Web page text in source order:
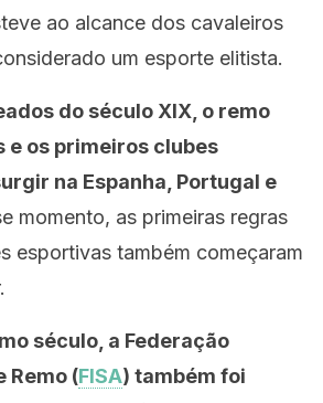
ao alcance dos cavaleiros
um esporte elitista.
do século XIX, o remo
e os primeiros clubes
na Espanha, Portugal e
momento, as primeiras regras
esportivas também começaram
século, a Federação
Remo (FISA) também foi